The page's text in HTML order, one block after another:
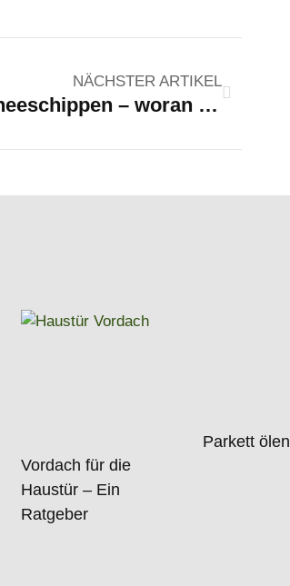
NÄCHSTER ARTIKEL
Streusalz, Schneeschippen – woran Hausbesitzer im Winter denken sollten
Vordach für die
Haustür – Ein
Ratgeber
Parkett ölen